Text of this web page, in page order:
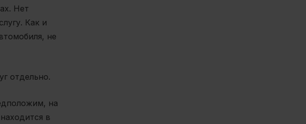
Нет
Как и
не
отдельно.
на
в